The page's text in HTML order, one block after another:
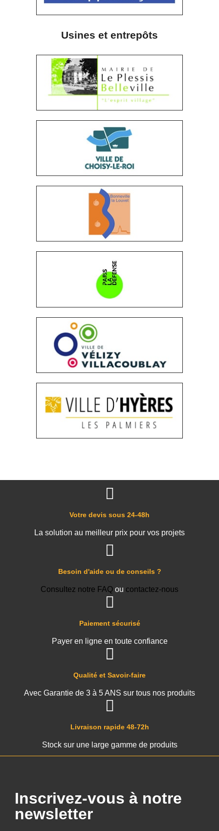
Usines et entrepôts
Livraison rapide 48-72h
Stock sur une large gamme de produits
Qualité et Savoir-faire
Avec Garantie de 3 à 5 ANS sur tous nos produits
Paiement sécurisé
Payer en ligne en toute confiance
Besoin d'aide ou de conseils ?
Consultez notre FAQ ou contactez-nous
Votre devis sous 24-48h
La solution au meilleur prix pour vos projets
Inscrivez-vous à notre
newsletter